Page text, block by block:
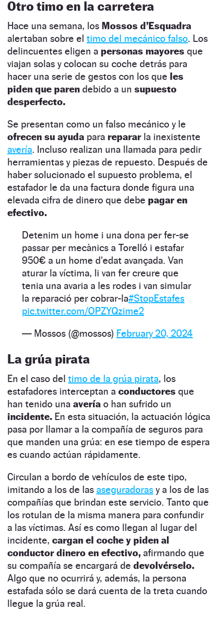
Otro timo en la carretera
Hace una semana, los Mossos d’Esquadra
alertaban sobre el timo del mecánico falso. Los
delincuentes eligen a personas mayores que
viajan solas y colocan su coche detrás para
hacer una serie de gestos con los que les
piden que paren debido a un supuesto
desperfecto.
Se presentan como un falso mecánico y le
ofrecen su ayuda para reparar la inexistente
avería. Incluso realizan una llamada para pedir
herramientas y piezas de repuesto. Después de
haber solucionado el supuesto problema, el
estafador le da una factura donde figura una
elevada cifra de dinero que debe pagar en
efectivo.
Detenim un home i una dona per fer-se
passar per mecànics a Torelló i estafar
950€ a un home d'edat avançada. Van
aturar la víctima, li van fer creure que
tenia una avaria a les rodes i van simular
la reparació per cobrar-la#StopEstafes
pic.twitter.com/OPZYQzime2
— Mossos (@mossos) February 20, 2024
La grúa pirata
En el caso del timo de la grúa pirata, los
estafadores interceptan a conductores que
han tenido una avería o han sufrido un
incidente. En esta situación, la actuación lógica
pasa por llamar a la compañía de seguros para
que manden una grúa: en ese tiempo de espera
es cuando actúan rápidamente.
Circulan a bordo de vehículos de este tipo,
imitando a los de las aseguradoras y a los de las
compañías que brindan este servicio. Tanto que
los rotulan de la misma manera para confundir
a las víctimas. Así es como llegan al lugar del
incidente, cargan el coche y piden al
conductor dinero en efectivo, afirmando que
su compañía se encargará de devolvérselo.
Algo que no ocurrirá y, además, la persona
estafada sólo se dará cuenta de la treta cuando
llegue la grúa real.